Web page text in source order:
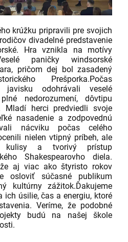
krúžku pripravili pre svojich
divadelné predstavenie
Hra vznikla na motívy
paničky windsorské
pričom dej bol zasadený
Prešporka.Počas
odohrávali veselé
nedorozumení, dôvtipu
Mladí herci predviedli svoje
nasadenie a zodpovednú
nácviku počas celého
nielen vtipný príbeh, ale
kulisy a tvorivý prístup
Shakespearovho diela.
že aj viac ako štyristo rokov
osloviť súčasné publikum
kultúrny zážitok.Ďakujeme
úsilie, čas a energiu, ktoré
Veríme, že podobné
budú na našej škole